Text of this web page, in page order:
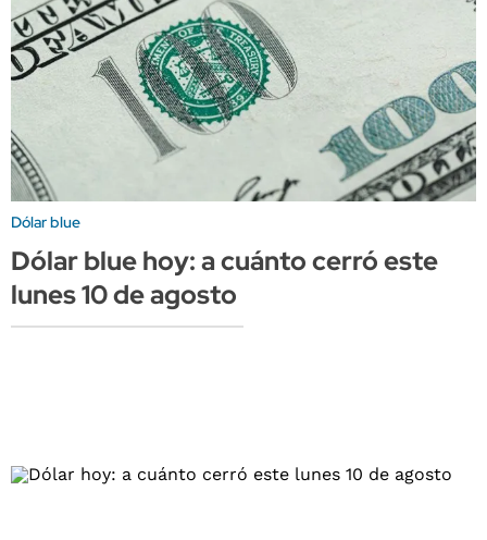
Dólar blue
Dólar blue hoy: a cuánto cerró este
lunes 10 de agosto